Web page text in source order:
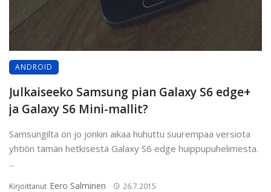
ANDROID
Julkaiseeko Samsung pian Galaxy S6 edge+
ja Galaxy S6 Mini-mallit?
Samsungilta on jo jonkin aikaa huhuttu suurempaa versiota
yhtiön tämän hetkisestä Galaxy S6 edge huippupuhelimesta.
...
Kirjoittanut Eero Salminen 26.7.2015